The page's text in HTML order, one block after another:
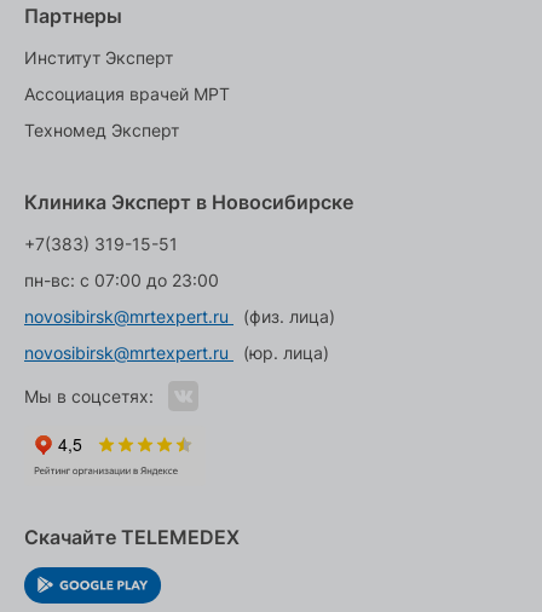
Партнеры
Институт Эксперт
Ассоциация врачей МРТ
Техномед Эксперт
Клиника Эксперт в Новосибирске
+7(383) 319-15-51
пн-вс: с 07:00 до 23:00
novosibirsk@mrtexpert.ru
(физ. лица)
novosibirsk@mrtexpert.ru
(юр. лица)
Мы в соцсетях:
Скачайте TELEMEDEX